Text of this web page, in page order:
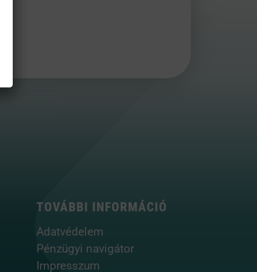
TOVÁBBI INFORMÁCIÓ
Adatvédelem
Pénzügyi navigátor
Impresszum